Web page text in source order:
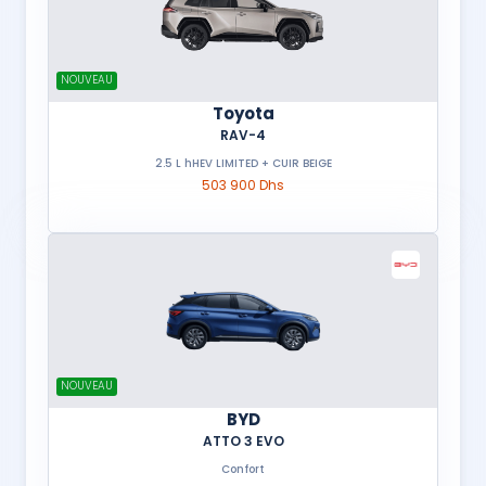
NOUVEAU
Toyota
RAV-4
2.5 L hHEV LIMITED + CUIR BEIGE
503 900 Dhs
NOUVEAU
BYD
ATTO 3 EVO
Confort